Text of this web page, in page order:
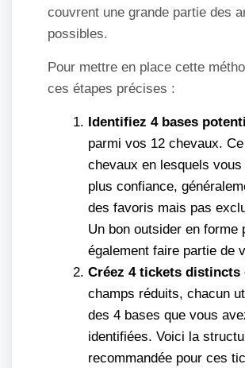
couvrent une grande partie des
possibles.
Pour mettre en place cette
ces étapes précises :
Identifiez 4 bases
parmi vos 12 chevaux.
chevaux en lesquels
plus confiance,
des favoris mais pas
Un bon outsider en forme
également faire partie de
Créez 4 tickets distincts
champs réduits, chacun
des 4 bases que vous
identifiées. Voici la
recommandée pour ces